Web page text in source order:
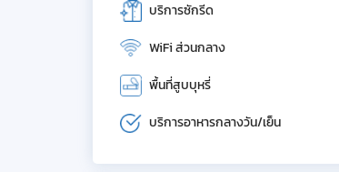
บริการซักรีด
WiFi ส่วนกลาง
พื้นที่สูบบุหรี่
บริการอาหารกลางวัน/เย็น